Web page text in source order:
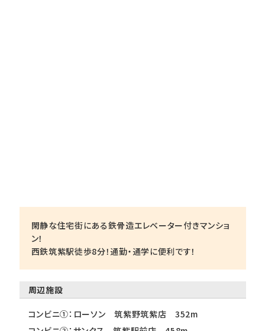
閑静な住宅街にある鉄骨造エレベーター付きマンショ
ン！
西鉄筑紫駅徒歩8分！通勤・通学に便利です！
周辺施設
コンビニ①：ローソン 筑紫野筑紫店 352m